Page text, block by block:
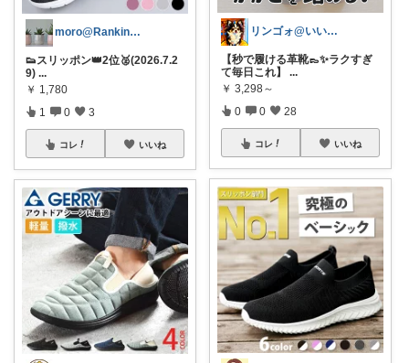
moro@Ranking ROOM
👟スリッポン👑2位🥈(2026.7.2
9) ...
￥ 1,780
1 0 3
コレ いいね
リンゴォ@いいね！ありがとうございます
【秒で履ける革靴👞✨ラクすぎ
て毎日これ】 ...
￥ 3,298～
0 0 28
コレ いいね